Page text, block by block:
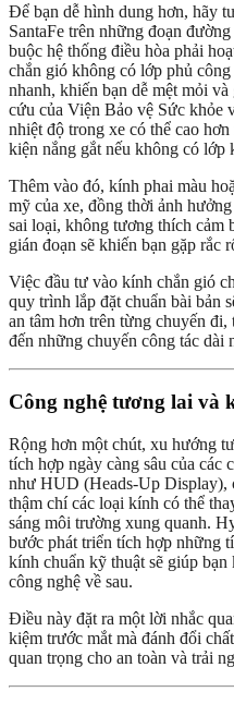
Để bạn dễ hình dung hơn, hãy
SantaFe trên những đoạn
buộc hệ thống điều hòa phải
chắn gió không có lớp phủ
nhanh, khiến bạn dễ mệt mỏi
cứu của Viện Bảo vệ Sức
nhiệt độ trong xe có thể cao
kiện nắng gắt nếu không có lớp
Thêm vào đó, kính phai màu
mỹ của xe, đồng thời ảnh
sai loại, không tương thích cảm
gián đoạn sẽ khiến bạn gặp rắc
Việc đầu tư vào kính chắn gió
quy trình lắp đặt chuẩn bài bản
an tâm hơn trên từng chuyến
đến những chuyến công tác dài
Công nghệ tương lai và
Rộng hơn một chút, xu hướng
tích hợp ngày càng sâu của các
như HUD (Heads-Up Display),
thậm chí các loại kính có thể
sáng môi trường xung quanh.
bước phát triển tích hợp những
kính chuẩn kỹ thuật sẽ giúp
công nghệ về sau.
Điều này đặt ra một lời nhắc
kiệm trước mắt mà đánh đổi
quan trọng cho an toàn và trải